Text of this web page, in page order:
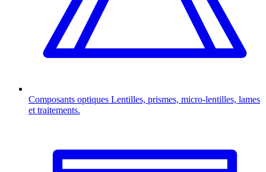
Composants optiques Lentilles, prismes, micro-lentilles, lames
et traitements.